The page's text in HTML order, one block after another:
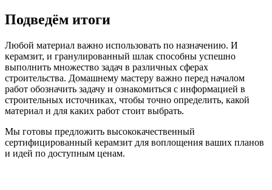
Подведём итоги
Любой материал важно использовать по назначению. И
керамзит, и гранулированный шлак способны успешно
выполнить множество задач в различных сферах
строительства. Домашнему мастеру важно перед началом
работ обозначить задачу и ознакомиться с информацией в
строительных источниках, чтобы точно определить, какой
материал и для каких работ стоит выбрать.
Мы готовы предложить высококачественный
сертифицированный керамзит для воплощения ваших планов
и идей по доступным ценам.